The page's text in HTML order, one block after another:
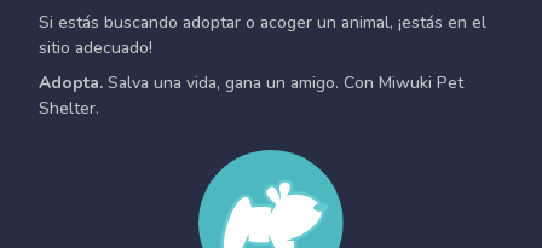
Si estás buscando adoptar o acoger un animal, ¡estás en el
sitio adecuado!
Adopta. Salva una vida, gana un amigo. Con Miwuki Pet
Shelter.